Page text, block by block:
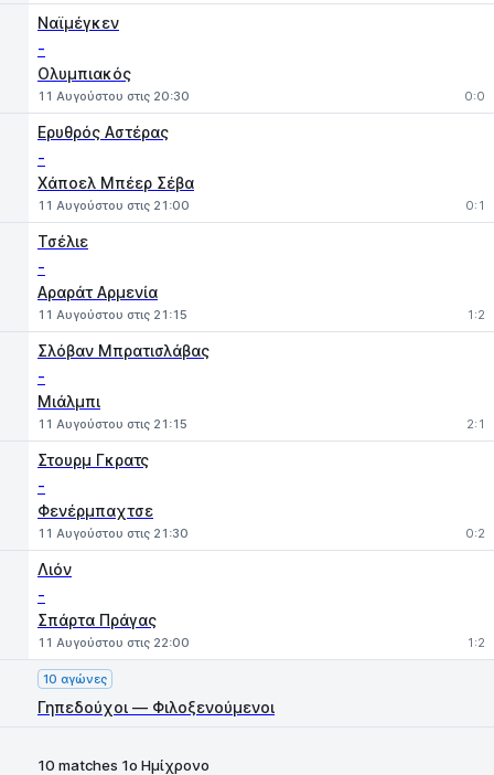
Ναϊμέγκεν
-
Ολυμπιακός
11 Αυγούστου στις 20:30 0:0
Ερυθρός Αστέρας
-
Χάποελ Μπέερ Σέβα
11 Αυγούστου στις 21:00 0:1
Τσέλιε
-
Αραράτ Αρμενία
11 Αυγούστου στις 21:15 1:2
Σλόβαν Μπρατισλάβας
-
Μιάλμπι
11 Αυγούστου στις 21:15 2:1
Στουρμ Γκρατς
-
Φενέρμπαχτσε
11 Αυγούστου στις 21:30 0:2
Λιόν
-
Σπάρτα Πράγας
11 Αυγούστου στις 22:00 1:2
10 αγώνες
Γηπεδούχοι — Φιλοξενούμενοι
10 matches 1ο Ημίχρονο